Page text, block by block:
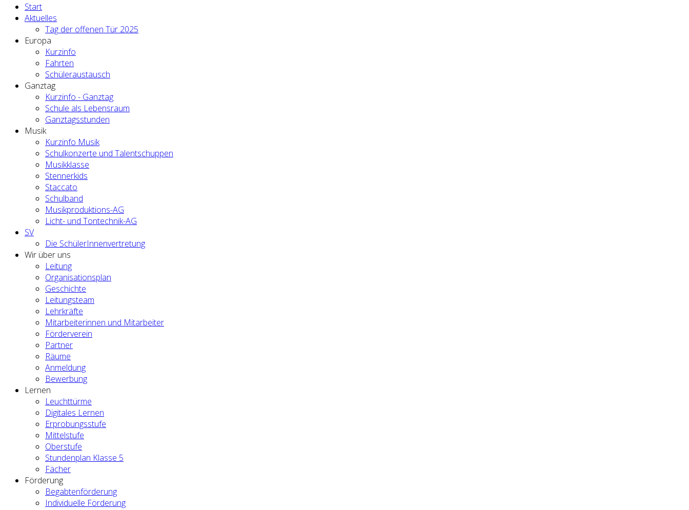
Start
Aktuelles
Tag der offenen Tür 2025
Europa
Kurzinfo
Fahrten
Schüleraustausch
Ganztag
Kurzinfo - Ganztag
Schule als Lebensraum
Ganztagsstunden
Musik
Kurzinfo Musik
Schulkonzerte und Talentschuppen
Musikklasse
Stennerkids
Staccato
Schulband
Musikproduktions-AG
Licht- und Tontechnik-AG
SV
Die SchülerInnenvertretung
Wir über uns
Leitung
Organisationsplan
Geschichte
Leitungsteam
Lehrkräfte
Mitarbeiterinnen und Mitarbeiter
Förderverein
Partner
Räume
Anmeldung
Bewerbung
Lernen
Leuchttürme
Digitales Lernen
Erprobungsstufe
Mittelstufe
Oberstufe
Stundenplan Klasse 5
Fächer
Förderung
Begabtenförderung
Individuelle Förderung